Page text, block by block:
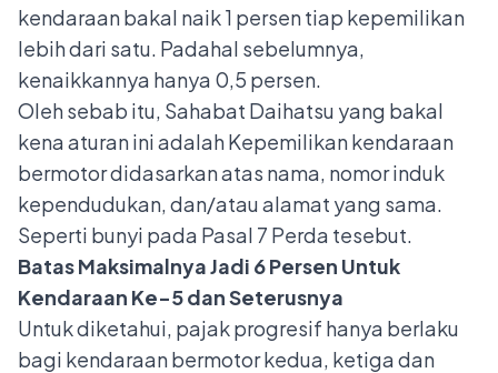
kendaraan bakal naik 1 persen tiap kepemilikan
lebih dari satu. Padahal sebelumnya,
kenaikkannya hanya 0,5 persen.
Oleh sebab itu, Sahabat Daihatsu yang bakal
kena aturan ini adalah Kepemilikan kendaraan
bermotor didasarkan atas nama, nomor induk
kependudukan, dan/atau alamat yang sama.
Seperti bunyi pada Pasal 7 Perda tesebut.
Batas Maksimalnya Jadi 6 Persen Untuk
Kendaraan Ke-5 dan Seterusnya
Untuk diketahui, pajak progresif hanya berlaku
bagi kendaraan bermotor kedua, ketiga dan